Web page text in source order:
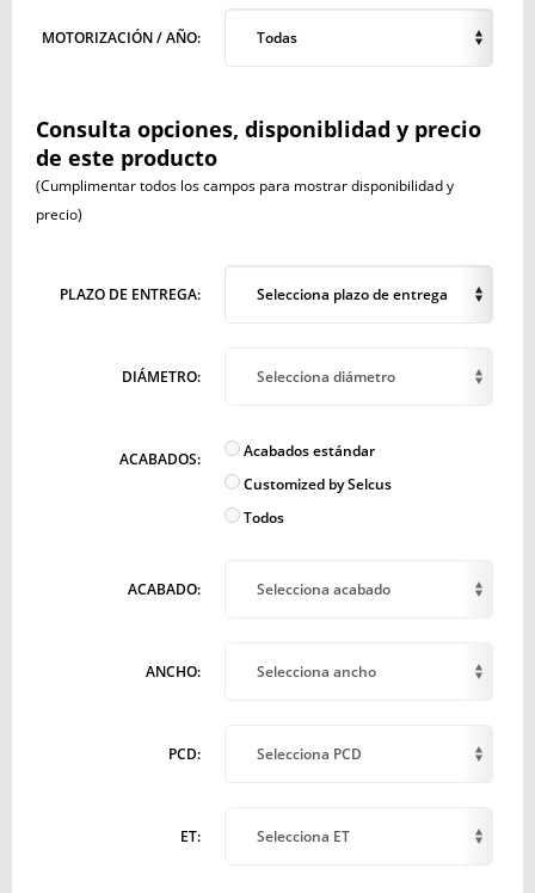
MOTORIZACIÓN / AÑO: Todas
Consulta opciones, disponiblidad y precio
de este producto
(Cumplimentar todos los campos para mostrar disponibilidad y
precio)
PLAZO DE ENTREGA: Selecciona plazo de entrega
DIÁMETRO: Selecciona diámetro
ACABADOS:
Acabados estándar
Customized by Selcus
Todos
ACABADO: Selecciona acabado
ANCHO: Selecciona ancho
PCD: Selecciona PCD
ET: Selecciona ET